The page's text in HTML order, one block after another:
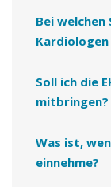
Bei
Kardiologen
Soll ich die
mitbringen?
Was ist,
einnehme?
2
💰